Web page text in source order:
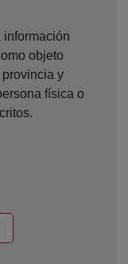
información
objeto
y
física o